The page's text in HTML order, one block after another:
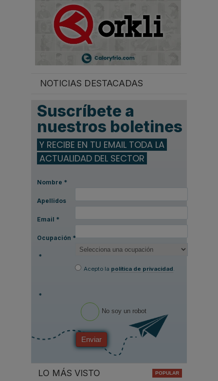
NOTICIAS DESTACADAS
Suscríbete a
nuestros boletines
Y RECIBE EN TU EMAIL TODA LA
ACTUALIDAD DEL SECTOR
Nombre *
Apellidos
Email *
Ocupación *
*
Acepto la política de privacidad
*
No soy un robot
Enviar
LO MÁS VISTO